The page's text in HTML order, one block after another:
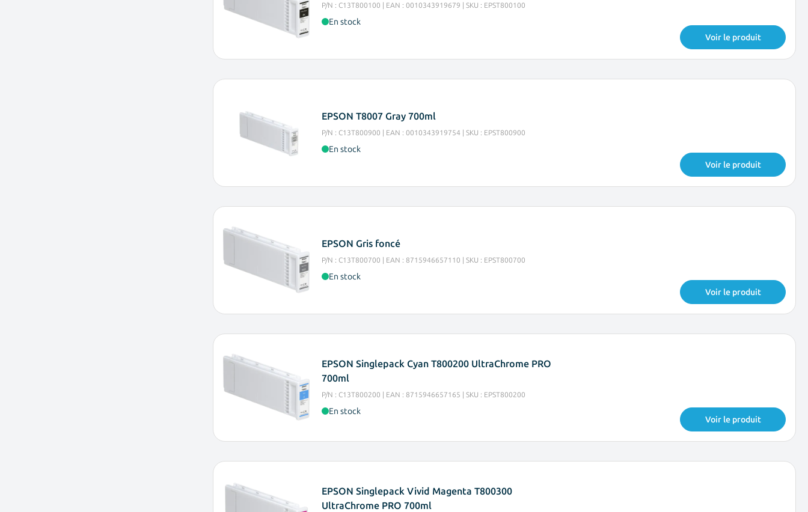
P/N : C13T800100 | EAN : 0010343919679 | SKU : EPST800100
En stock
Voir le produit
EPSON T8007 Gray 700ml
P/N : C13T800900 | EAN : 0010343919754 | SKU : EPST800900
En stock
Voir le produit
EPSON Gris foncé
P/N : C13T800700 | EAN : 8715946657110 | SKU : EPST800700
En stock
Voir le produit
EPSON Singlepack Cyan T800200 UltraChrome PRO
700ml
P/N : C13T800200 | EAN : 8715946657165 | SKU : EPST800200
En stock
Voir le produit
EPSON Singlepack Vivid Magenta T800300
UltraChrome PRO 700ml